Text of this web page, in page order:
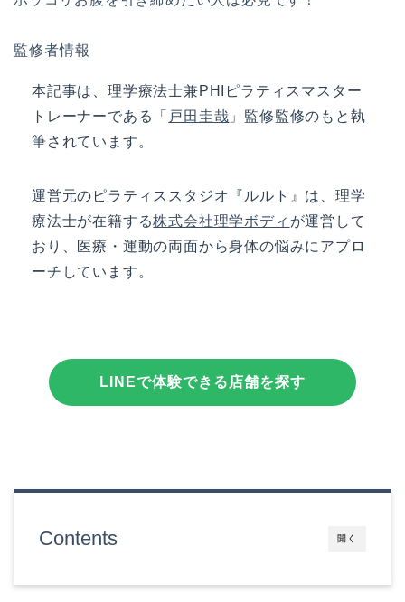
監修者情報
本記事は、理学療法士兼PHIピラティスマスター
トレーナーである「 戸田圭哉 」監修監修のもと執
筆されています。
運営元の ピラティススタジオ『ルルト』 は、理学
療法士が在籍する株式会社理学ボディ が運営して
おり、医療・運動の両面から身体の悩みにアプロ
ーチしています。
LINEで体験できる店舗を探す
開く
Contents